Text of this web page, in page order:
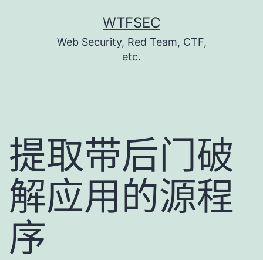
WTFSEC
Web Security, Red Team, CTF,
etc.
提取带后门破
解应用的源程
序